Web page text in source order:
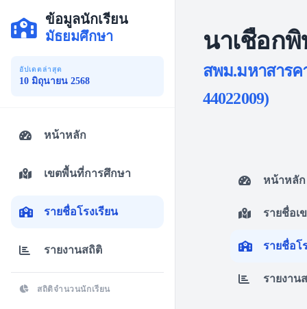
นาเชือก
สพม.มหาสารค
44022009)
หน้าหลัก
รายชื่อเ
รายชื่อโ
รายงาน
ข้อมูลนักเรียน
มัธยมศึกษา
อัปเดตล่าสุด
10 มิถุนายน 2568
หน้าหลัก
เขตพื้นที่การศึกษา
รายชื่อโรงเรียน
รายงานสถิติ
สถิติจำนวนนักเรียน